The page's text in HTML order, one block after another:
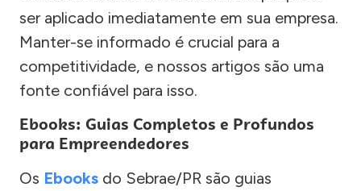
ser aplicado imediatamente em sua empresa.
Manter-se informado é crucial para a
competitividade, e nossos artigos são uma
fonte confiável para isso.
Ebooks: Guias Completos e Profundos
para Empreendedores
Os Ebooks do Sebrae/PR são guias